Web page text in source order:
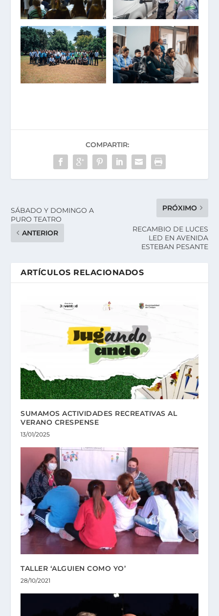
COMPARTIR:
SÁBADO Y DOMINGO A
PURO TEATRO
ANTERIOR
PRÓXIMO
RECAMBIO DE LUCES
LED EN AVENIDA
ESTEBAN PESANTE
ARTÍCULOS RELACIONADOS
SUMAMOS ACTIVIDADES RECREATIVAS AL
VERANO CRESPENSE
13/01/2025
TALLER ‘ALGUIEN COMO YO’
28/10/2021